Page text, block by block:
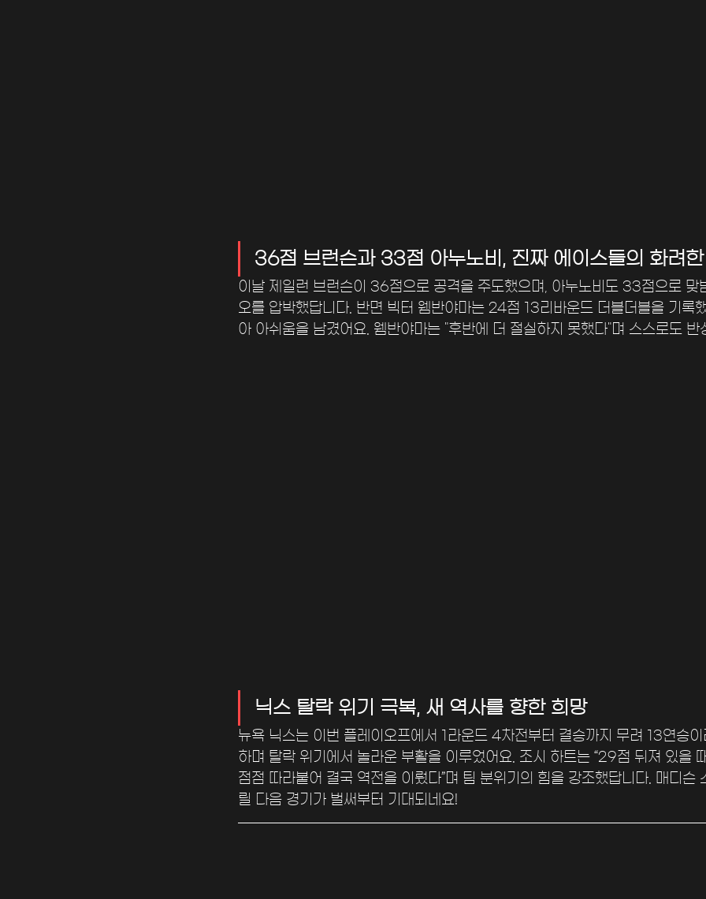
36점 브런슨과 33점 아누노비, 진짜 에이스들의 화려
이날 제일런 브런슨이 36점으로 공격을 주도했으며, 아누노비도 33점으로 맞
오를 압박했답니다. 반면 빅터 웸반야마는 24점 13리바운드 더블더블을 기록
아 아쉬움을 남겼어요. 웸반야마는 "후반에 더 절실하지 못했다"며 스스로도 반
닉스 탈락 위기 극복, 새 역사를 향한 희망
뉴욕 닉스는 이번 플레이오프에서 1라운드 4차전부터 결승까지 무려 13연승
하며 탈락 위기에서 놀라운 부활을 이루었어요. 조시 하트는 “29점 뒤져 있을
점점 따라붙어 결국 역전을 이뤘다”며 팀 분위기의 힘을 강조했답니다. 매디슨
릴 다음 경기가 벌써부터 기대되네요!